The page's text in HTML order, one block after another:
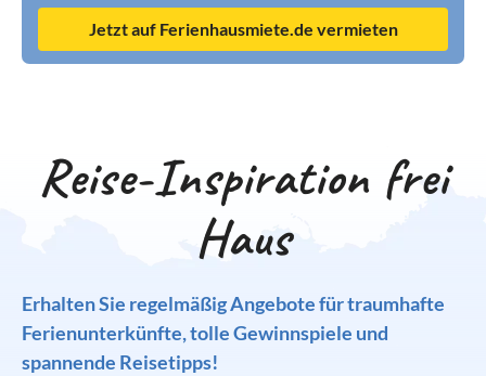
Jetzt auf Ferienhausmiete.de vermieten
Reise-Inspiration frei
Haus
Erhalten Sie regelmäßig Angebote für traumhafte
Ferienunterkünfte, tolle Gewinnspiele und
spannende Reisetipps!